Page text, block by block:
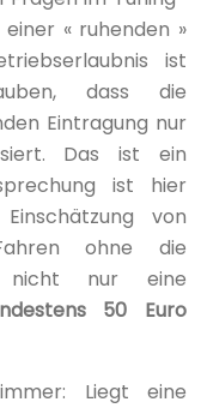
« ruhenden »
ist
dass die
Eintragung nur
Das ist ein
ist hier
von
ohne die
nicht nur eine
50 Euro
Liegt eine